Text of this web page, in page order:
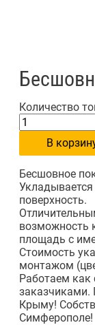
Количество
В
Бесшовное
поверхность.
возможность
площадь с
Стоимость
монтажом
Работаем как
заказчиками.
Крыму!
Симферополе!